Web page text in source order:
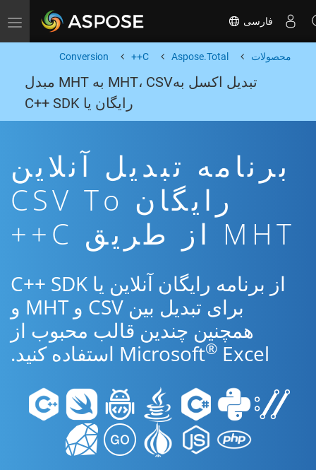
Toggle navigation فارسی
محصولات Aspose.Total
C++
Conversion
تبدیل اکسل بهMHT، CSV به MHT مبدل
رایگان یا C++ SDK
برنامه تبدیل آنلاین
رایگان CSV To
MHT از طریق C++
از برنامه رایگان آنلاین یا C++ SDK
برای تبدیل بین CSV و MHT و
همچنین چندین قالب محبوب از
Microsoft® Excel استفاده کنید.